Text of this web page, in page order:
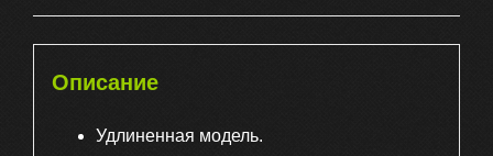
Описание
Удлиненная модель.